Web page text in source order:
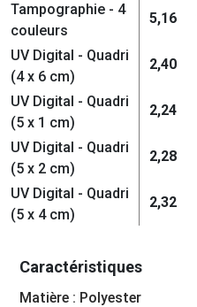
Tampographie - 4
couleurs
5,16
UV Digital - Quadri
(4 x 6 cm)
2,40
UV Digital - Quadri
(5 x 1 cm)
2,24
UV Digital - Quadri
(5 x 2 cm)
2,28
UV Digital - Quadri
(5 x 4 cm)
2,32
Caractéristiques
Matière : Polyester